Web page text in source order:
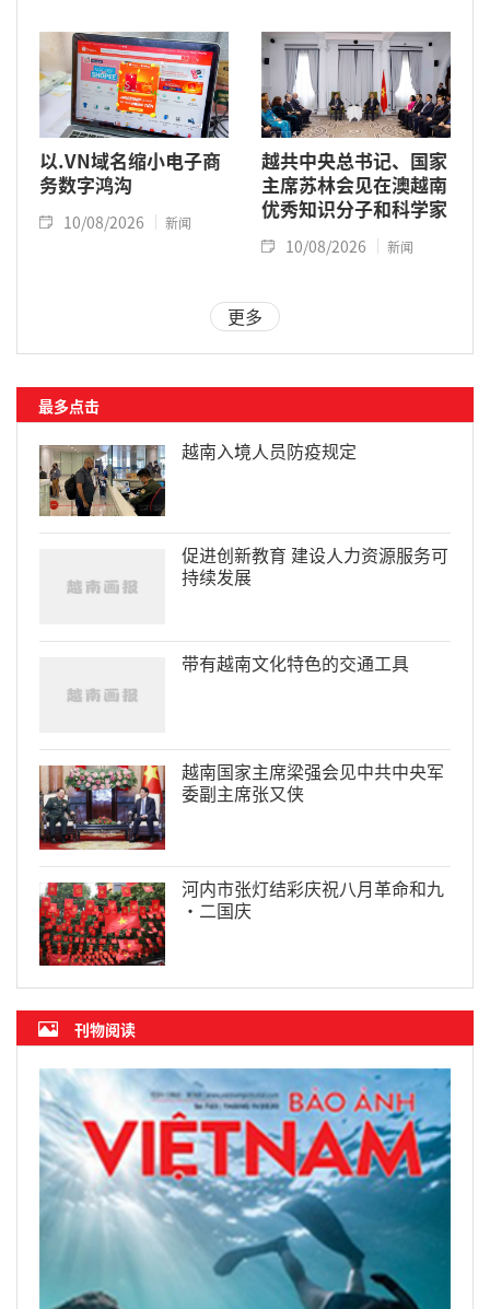
以.VN域名缩小电子商
务数字鸿沟
10/08/2026 新闻
越共中央总书记、国家
主席苏林会见在澳越南
优秀知识分子和科学家
10/08/2026 新闻
更多
最多点击
越南入境人员防疫规定
促进创新教育 建设人力资源服务可
持续发展
带有越南文化特色的交通工具
越南国家主席梁强会见中共中央军
委副主席张又侠
河内市张灯结彩庆祝八月革命和九
·二国庆
刊物阅读